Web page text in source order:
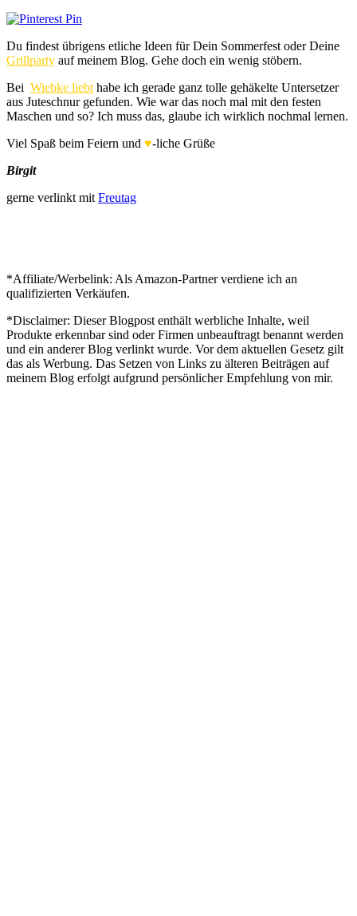
Du findest übrigens etliche Ideen für Dein Sommerfest oder Deine
Grillparty auf meinem Blog. Gehe doch ein wenig stöbern.
Bei Wiebke liebt habe ich gerade ganz tolle gehäkelte Untersetzer
aus Juteschnur gefunden. Wie war das noch mal mit den festen
Maschen und so? Ich muss das, glaube ich wirklich nochmal lernen.
Viel Spaß beim Feiern und ♥-liche Grüße
Birgit
gerne verlinkt mit Freutag
*Affiliate/Werbelink: Als Amazon-Partner verdiene ich an
qualifizierten Verkäufen.
*Disclaimer: Dieser Blogpost enthält werbliche Inhalte, weil
Produkte erkennbar sind oder Firmen unbeauftragt benannt werden
und ein anderer Blog verlinkt wurde. Vor dem aktuellen Gesetz gilt
das als Werbung. Das Setzen von Links zu älteren Beiträgen auf
meinem Blog erfolgt aufgrund persönlicher Empfehlung von mir.